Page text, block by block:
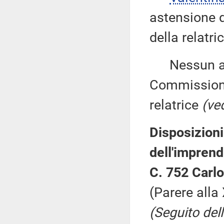
astensione
della
Nessun
relatrice
C. 752
(Parere alla
(Seguito